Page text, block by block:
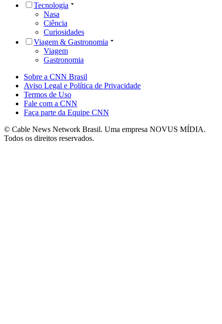
Tecnologia
Nasa
Ciência
Curiosidades
Viagem & Gastronomia
Viagem
Gastronomia
Sobre a CNN Brasil
Aviso Legal e Política de Privacidade
Termos de Uso
Fale com a CNN
Faça parte da Equipe CNN
© Cable News Network Brasil. Uma empresa NOVUS MÍDIA.
Todos os direitos reservados.